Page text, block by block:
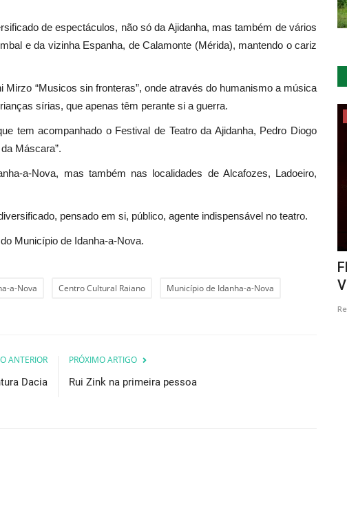
de espectáculos, não só da Ajidanha, mas também de vários
e da vizinha Espanha, de Calamonte (Mérida), mantendo o cariz
Mirzo “Musicos sin fronteras”, onde através do humanismo a música
sírias, que apenas têm perante si a guerra.
tem acompanhado o Festival de Teatro da Ajidanha, Pedro Diogo
Máscara”.
a-Nova, mas também nas localidades de Alcafozes, Ladoeiro,
pensado em si, público, agente indispensável no teatro.
Município de Idanha-a-Nova.
a-Nova Centro Cultural Raiano Município de Idanha-a-Nova
ANTERIOR
Dacia
PRÓXIMO ARTIGO
Rui Zink na primeira pessoa
Amaral: Uma Família,...